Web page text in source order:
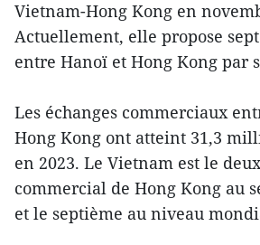
Vietnam-Hong Kong en
Actuellement, elle propose
entre Hanoï et Hong Kong par
Les échanges commerciaux
Hong Kong ont atteint 31,3
en 2023. Le Vietnam est le
commercial de Hong Kong au
et le septième au niveau